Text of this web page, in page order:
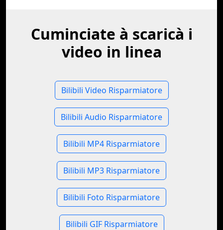
Cuminciate à scaricà i
video in linea
Bilibili Video Risparmiatore
Bilibili Audio Risparmiatore
Bilibili MP4 Risparmiatore
Bilibili MP3 Risparmiatore
Bilibili Foto Risparmiatore
Bilibili GIF Risparmiatore